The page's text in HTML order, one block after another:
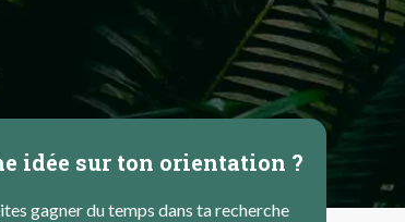
idée sur ton orientation ?
gagner du temps dans ta recherche